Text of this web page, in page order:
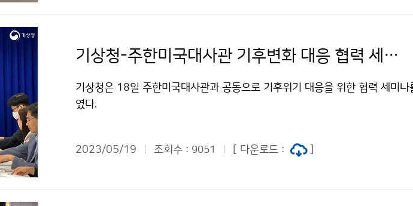
기상청-주한미국대사관 기후변화 대응 협력 세미나
기상청은 18일 주한미국대사관과 공동으로 기후위기 대응을 위한 협력 세미나
였다.
2023/05/19 조회수 : 9051 [ 다운로드 :